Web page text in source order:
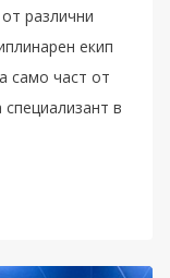
различни
екип
само част от
в